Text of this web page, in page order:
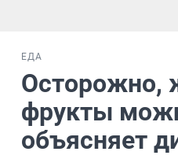
ЕДА
Осторожно,
фрукты
объясняет